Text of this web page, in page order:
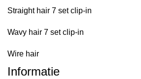
Straight hair 7 set clip-in
Wavy hair 7 set clip-in
Wire hair
Informatie